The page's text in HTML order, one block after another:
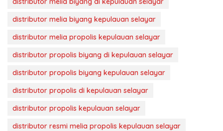
distributor melia biyang kepulauan selayar
distributor melia propolis kepulauan selayar
distributor propolis biyang di kepulauan selayar
distributor propolis biyang kepulauan selayar
distributor propolis di kepulauan selayar
distributor propolis kepulauan selayar
distributor resmi melia propolis kepulauan selayar